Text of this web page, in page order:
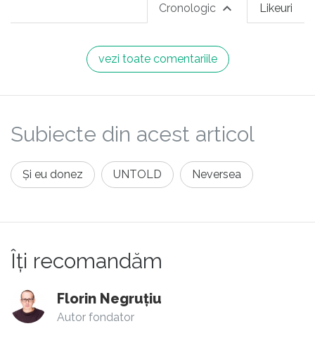
Likeuri
Cronologic
vezi toate comentariile
Subiecte din acest articol
Și eu donez UNTOLD Neversea
Îți recomandăm
Florin Negruțiu
Autor fondator